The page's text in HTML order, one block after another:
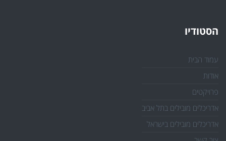
הסטודיו
עמוד הבית
אודות
פרויקטים
אדריכלים מובילים בתל אביב
אדריכלים מובילים בישראל